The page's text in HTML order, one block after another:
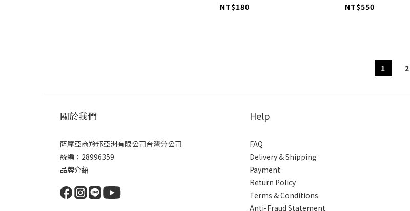
NT$180 NT$550
1 2
關於我們
薩摩亞商羚邦亞洲有限公司台灣分公司
統編：28996359
品牌介紹
Help
FAQ
Delivery & Shipping
Payment
Return Policy
Terms & Conditions
Anti-Fraud Statement